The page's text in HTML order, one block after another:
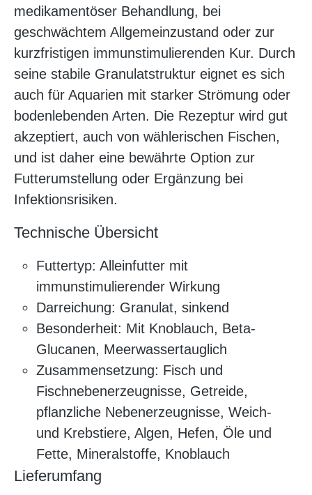
medikamentöser Behandlung, bei
geschwächtem Allgemeinzustand oder zur
kurzfristigen immunstimulierenden Kur. Durch
seine stabile Granulatstruktur eignet es sich
auch für Aquarien mit starker Strömung oder
bodenlebenden Arten. Die Rezeptur wird gut
akzeptiert, auch von wählerischen Fischen,
und ist daher eine bewährte Option zur
Futterumstellung oder Ergänzung bei
Infektionsrisiken.
Technische Übersicht
Futtertyp: Alleinfutter mit
immunstimulierender Wirkung
Darreichung: Granulat, sinkend
Besonderheit: Mit Knoblauch, Beta-
Glucanen, Meerwassertauglich
Zusammensetzung: Fisch und
Fischnebenerzeugnisse, Getreide,
pflanzliche Nebenerzeugnisse, Weich-
und Krebstiere, Algen, Hefen, Öle und
Fette, Mineralstoffe, Knoblauch
Lieferumfang